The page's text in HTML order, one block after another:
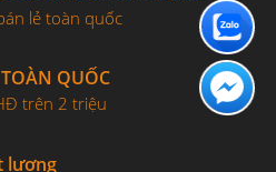
lẻ toàn quốc
QUỐC
trên 2 triệu
lượng